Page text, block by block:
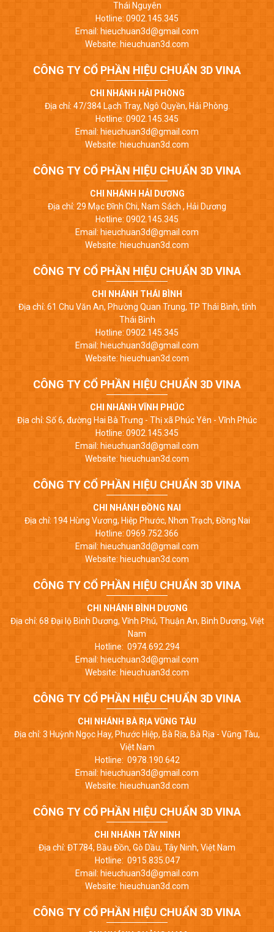
Thái Nguyên
Hotline: 0902.145.345
Email: hieuchuan3d@gmail.com
Website: hieuchuan3d.com
CÔNG TY CỔ PHẦN HIỆU CHUẨN 3D VINA
CHI NHÁNH HẢI PHÒNG
Địa chỉ: 47/384 Lạch Tray, Ngô Quyền, Hải Phòng.
Hotline: 0902.145.345
Email: hieuchuan3d@gmail.com
Website: hieuchuan3d.com
CÔNG TY CỔ PHẦN HIỆU CHUẨN 3D VINA
CHI NHÁNH HẢI DƯƠNG
Địa chỉ: 29 Mạc Đĩnh Chi, Nam Sách , Hải Dương
Hotline: 0902.145.345
Email: hieuchuan3d@gmail.com
Website: hieuchuan3d.com
CÔNG TY CỔ PHẦN HIỆU CHUẨN 3D VINA
CHI NHÁNH THÁI BÌNH
Địa chỉ: 61 Chu Văn An, Phường Quan Trung, TP Thái Bình, tỉnh
Thái Bình
Hotline: 0902.145.345
Email: hieuchuan3d@gmail.com
Website: hieuchuan3d.com
CÔNG TY CỔ PHẦN HIỆU CHUẨN 3D VINA
CHI NHÁNH VĨNH PHÚC
Địa chỉ: Số 6, đường Hai Bà Trưng - Thị xã Phúc Yên - Vĩnh Phúc
Hotline: 0902.145.345
Email: hieuchuan3d@gmail.com
Website: hieuchuan3d.com
CÔNG TY CỔ PHẦN HIỆU CHUẨN 3D VINA
CHI NHÁNH ĐỒNG NAI
Địa chỉ: 194 Hùng Vương, Hiệp Phước, Nhơn Trạch, Đồng Nai
Hotline: 0969.752.366
Email: hieuchuan3d@gmail.com
Website: hieuchuan3d.com
CÔNG TY CỔ PHẦN HIỆU CHUẨN 3D VINA
CHI NHÁNH BÌNH DƯƠNG
Địa chỉ: 68 Đại lộ Bình Dương, Vĩnh Phú, Thuận An, Bình Dương, Việt
Nam
Hotline: 0974.692.294
Email: hieuchuan3d@gmail.com
Website: hieuchuan3d.com
CÔNG TY CỔ PHẦN HIỆU CHUẨN 3D VINA
CHI NHÁNH BÀ RỊA VŨNG TÀU
Địa chỉ: 3 Huỳnh Ngọc Hay, Phước Hiệp, Bà Rịa, Bà Rịa - Vũng Tàu,
Việt Nam
Hotline: 0978.190.642
Email: hieuchuan3d@gmail.com
Website: hieuchuan3d.com
CÔNG TY CỔ PHẦN HIỆU CHUẨN 3D VINA
CHI NHÁNH TÂY NINH
Địa chỉ: ĐT784, Bầu Đồn, Gò Dầu, Tây Ninh, Việt Nam
Hotline: 0915.835.047
Email: hieuchuan3d@gmail.com
Website: hieuchuan3d.com
CÔNG TY CỔ PHẦN HIỆU CHUẨN 3D VINA